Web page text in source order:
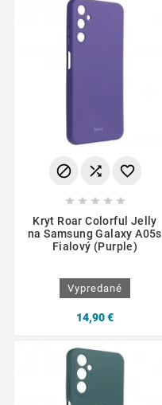
  
    
Kryt Roar Colorful Jelly
na Samsung Galaxy A05s
Fialový (Purple)
Vypredané
14,90 €